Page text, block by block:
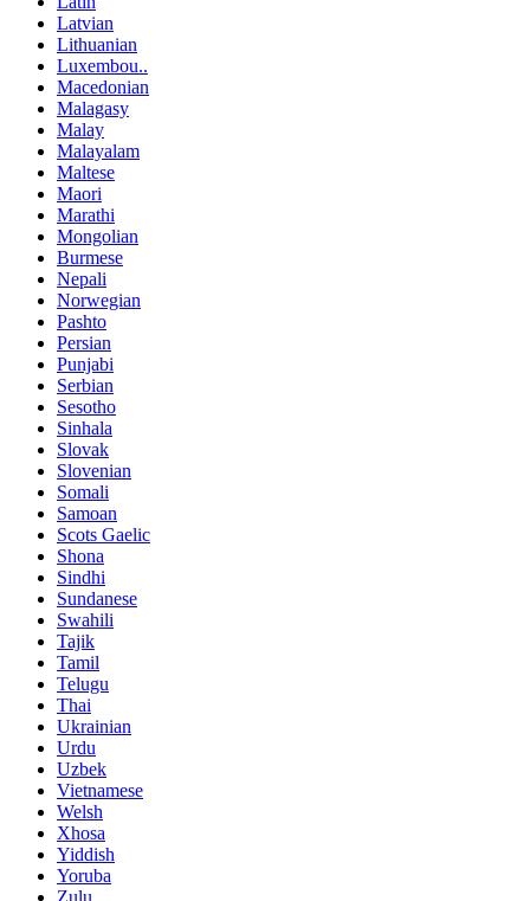
Latvian
Lithuanian
Luxembou..
Macedonian
Malagasy
Malay
Malayalam
Maltese
Maori
Marathi
Mongolian
Burmese
Nepali
Norwegian
Pashto
Persian
Punjabi
Serbian
Sesotho
Sinhala
Slovak
Slovenian
Somali
Samoan
Scots Gaelic
Shona
Sindhi
Sundanese
Swahili
Tajik
Tamil
Telugu
Thai
Ukrainian
Urdu
Uzbek
Vietnamese
Welsh
Xhosa
Yiddish
Yoruba
Zulu